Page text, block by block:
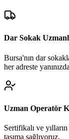
Dar Sokak
Bursa'nın dar
her adreste
Uzman Operatör
Sertifikalı ve
taşıma sağlıyoruz.